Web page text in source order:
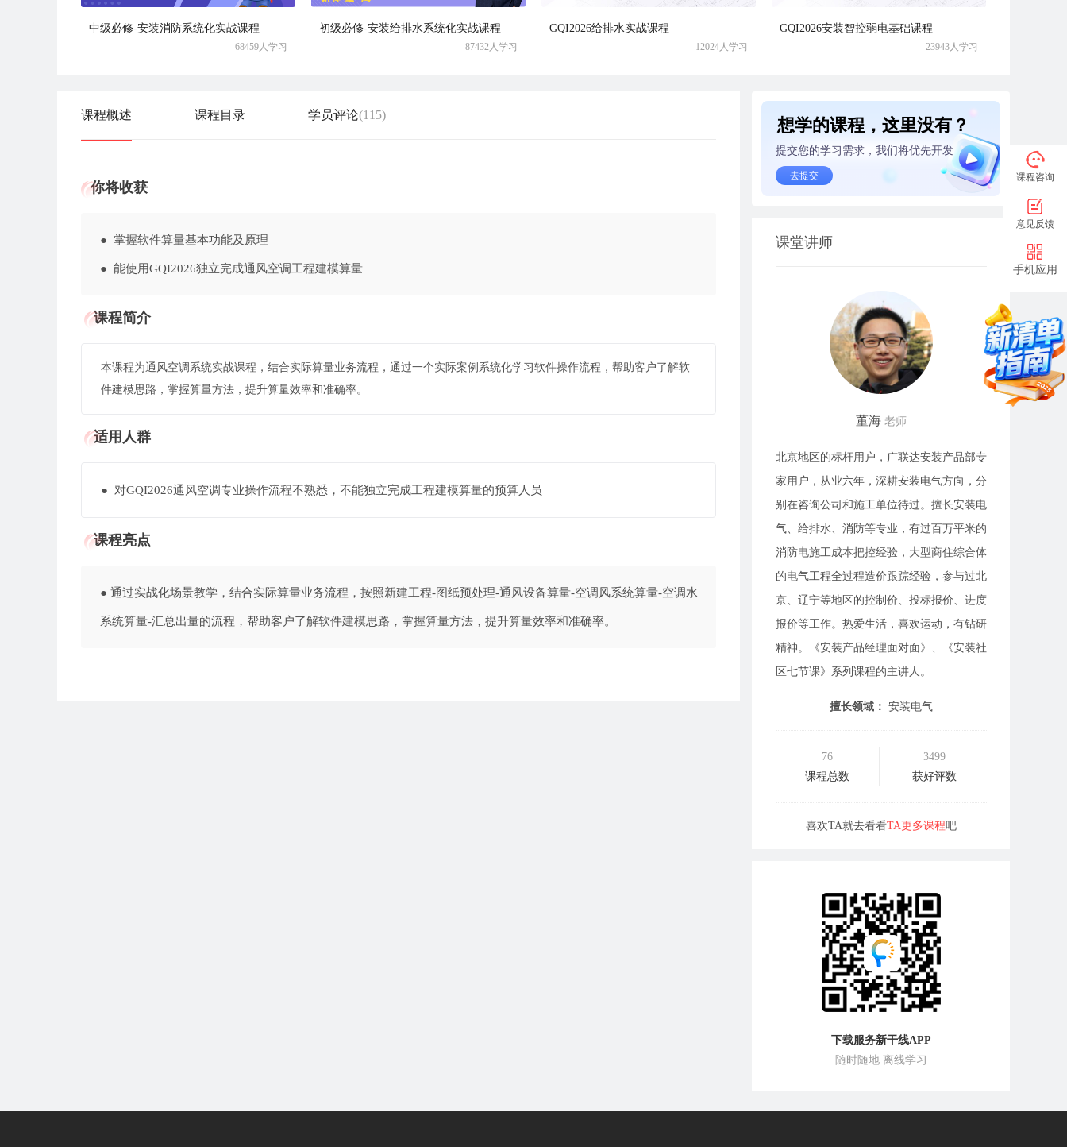
中级必修-安装消防系统化实战课程
68459人学习
初级必修-安装给排水系统化实战课程
87432人学习
GQI2026给排水实战课程
12024人学习
GQI2026安装智控弱电基础课程
23943人学习
课程概述 课程目录 学员评论(115)
你将收获
● 掌握软件算量基本功能及原理
● 能使用GQI2026独立完成通风空调工程建模算量
课程简介
本课程为通风空调系统实战课程，结合实际算量业务流程，通过一个实际案例系统化学习软件操作流程，帮助客户了解软
件建模思路，掌握算量方法，提升算量效率和准确率。
适用人群
● 对GQI2026通风空调专业操作流程不熟悉，不能独立完成工程建模算量的预算人员
课程亮点
● 通过实战化场景教学，结合实际算量业务流程，按照新建工程-图纸预处理-通风设备算量-空调风系统算量-空调水
系统算量-汇总出量的流程，帮助客户了解软件建模思路，掌握算量方法，提升算量效率和准确率。
想学的课程，这里没有？
提交您的学习需求，我们将优先开发
去提交
课堂讲师
董海 老师
北京地区的标杆用户，广联达安装产品部专
家用户，从业六年，深耕安装电气方向，分
别在咨询公司和施工单位待过。擅长安装电
气、给排水、消防等专业，有过百万平米的
消防电施工成本把控经验，大型商住综合体
的电气工程全过程造价跟踪经验，参与过北
京、辽宁等地区的控制价、投标报价、进度
报价等工作。热爱生活，喜欢运动，有钻研
精神。《安装产品经理面对面》、《安装社
区七节课》系列课程的主讲人。
擅长领域： 安装电气
76
课程总数
3499
获好评数
喜欢TA就去看看TA更多课程吧
下载服务新干线APP
随时随地 离线学习
课程咨询
意见反馈
手机应用